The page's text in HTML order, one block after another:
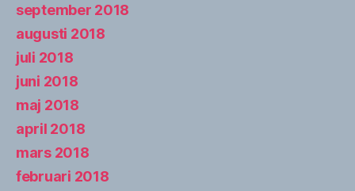
september 2018
augusti 2018
juli 2018
juni 2018
maj 2018
april 2018
mars 2018
februari 2018